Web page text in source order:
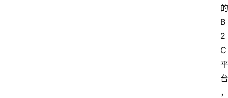
的
B
2
C
平
台
，